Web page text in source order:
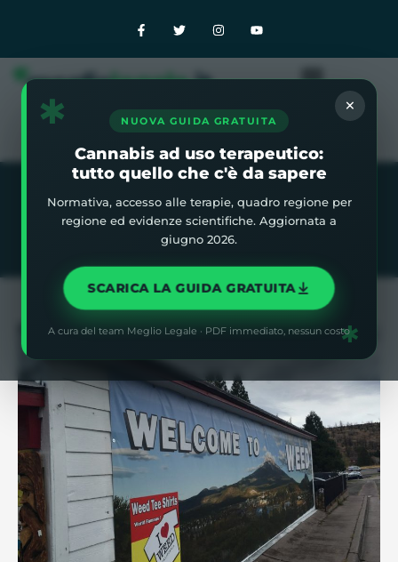
×
✱
✱
NUOVA GUIDA GRATUITA
Cannabis ad uso terapeutico:
tutto quello che c'è da sapere
Normativa, accesso alle terapie, quadro regione per
regione ed evidenze scientifiche. Aggiornata a
giugno 2026.
SCARICA LA GUIDA GRATUITA
A cura del team Meglio Legale · PDF immediato, nessun costo
Home»Blog»Sondaggi USA: La legalizzazione della
Marijuana ricreativa è un successo